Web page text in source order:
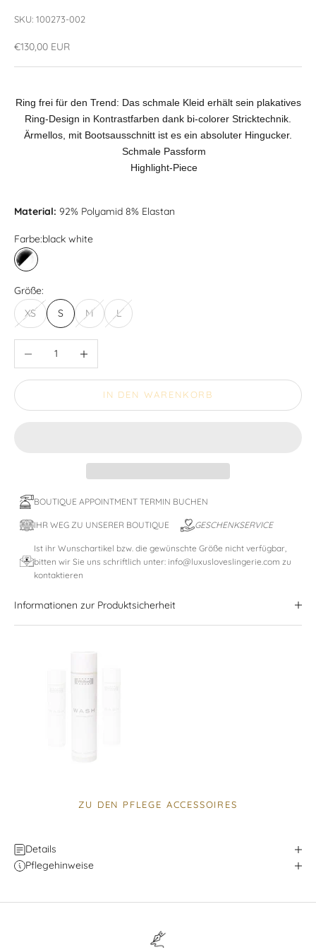
SKU: 100273-002
Angebot
€130,00 EUR
Ring frei für den Trend: Das schmale Kleid erhält sein plakatives
Ring-Design in Kontrastfarben dank bi-colorer Stricktechnik.
Ärmellos, mit Bootsausschnitt ist es ein absoluter Hingucker.
Schmale Passform
Highlight-Piece
Material: 92% Polyamid 8% Elastan
Farbe:black white
black white
Größe:
XS
S M L
Anzahl verringern
IN DEN WARENKORB
BOUTIQUE APPOINTMENT TERMIN BUCHEN
IHR WEG ZU UNSERER BOUTIQUE GESCHENKSERVICE
Ist ihr Wunschartikel bzw. die gewünschte Größe nicht verfügbar,
bitten wir Sie uns schriftlich unter: info@luxusloveslingerie.com zu
kontaktieren
Informationen zur Produktsicherheit
ZU DEN PFLEGE ACCESSOIRES
Details
Pflegehinweise